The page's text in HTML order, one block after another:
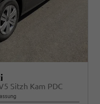
Sitzh Kam PDC